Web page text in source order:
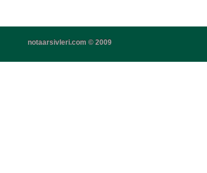
notaarsivleri.com © 2009